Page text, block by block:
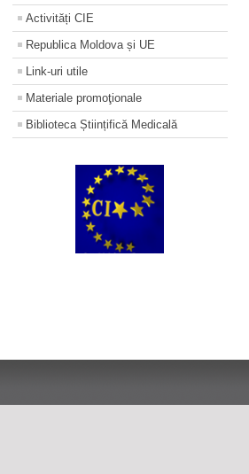
Activități CIE
Republica Moldova și UE
Link-uri utile
Materiale promoţionale
Biblioteca Științifică Medicală